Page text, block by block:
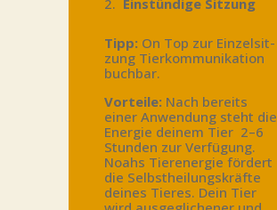
Ein­stün­di­ge Sitzung
Tipp: On Top zur Ein­zel­sit­
zung Tier­kom­mu­ni­ka­ti­on
buchbar.
Vor­tei­le: Nach bereits
einer Anwen­dung steht die
Ener­gie dei­nem Tier 2–6
Stun­den zur Ver­fü­gung.
Noahs Tier­ener­gie för­dert
die Selbst­hei­lungs­kräf­te
dei­nes Tie­res. Dein Tier